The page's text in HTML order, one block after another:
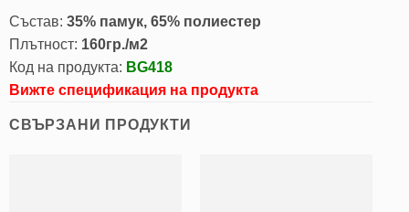
Състав: 35% памук, 65% полиестер
Плътност: 160гр./м2
Код на продукта: BG418
Вижте спецификация на продукта
СВЪРЗАНИ ПРОДУКТИ